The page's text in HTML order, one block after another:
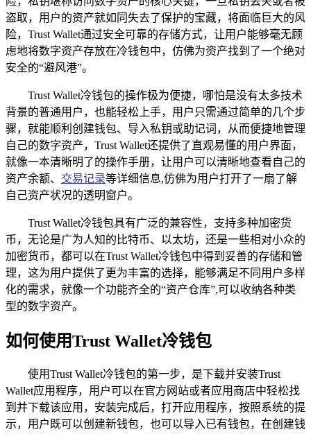
盗取，用户的资产就如同失去了保护的宝藏，将面临巨大的风
险，Trust Wallet通过安全可靠的存储方式，让用户能够毫无顾
虑地将数字资产存放在冷钱包中，仿佛为资产找到了一个绝对
安全的“避风港”。
Trust Wallet冷钱包的操作极为便捷，哪怕是没有太多技术
背景的普通用户，也能轻松上手，用户只需通过简单的几个步
骤，就能顺利创建钱包、导入私钥或助记词，从而便捷地管理
自己的数字资产，Trust Wallet还提供了直观易懂的用户界面，
就像一本清晰明了的操作手册，让用户可以清晰地查看自己的
资产余额、 交易记录等详细信息,仿佛为用户打开了一扇了解
自己资产状况的透明窗户。
Trust Wallet冷钱包具有广泛的兼容性，支持多种加密货
币，无论是广为人知的比特币、以太坊，还是一些相对小众的
加密货币，都可以在Trust Wallet冷钱包中得到妥善的存储和管
理，这为用户提供了更为丰富的选择，能够满足不同用户多样
化的需求，就像一个功能齐全的“资产仓库”,可以收纳各种类
型的数字资产。
如何使用Trust Wallet冷钱包
使用Trust Wallet冷钱包的第一步，是下载并安装Trust
Wallet应用程序，用户可以在官方网站或者应用商店中轻松找
到并下载该应用，安装完成后，打开应用程序，按照系统的提
示，用户既可以创建新钱包，也可以导入已有钱包，在创建钱